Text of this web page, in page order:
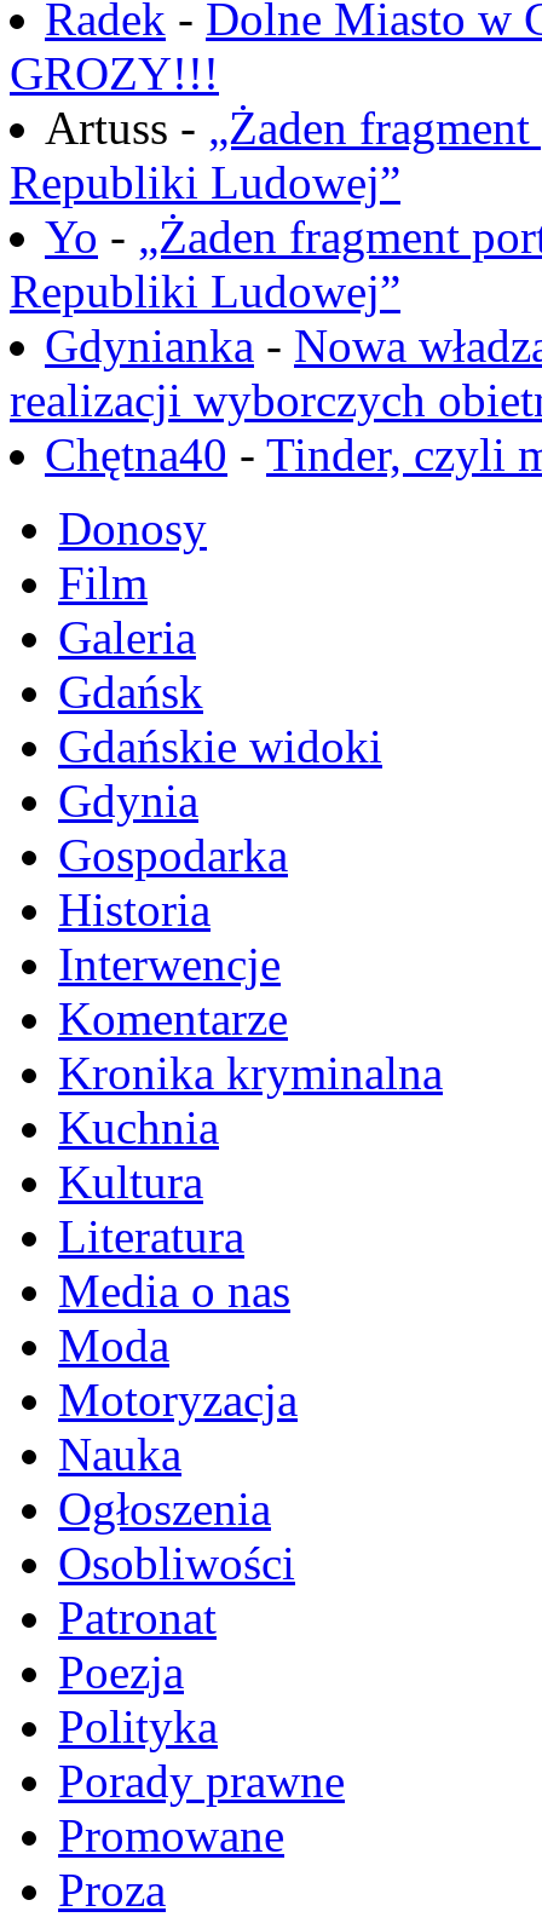
Radek - Dolne Miasto w
GROZY!!!
Artuss - „Żaden
Republiki Ludowej”
Yo - „Żaden fragment
Republiki Ludowej”
Gdynianka - Nowa
realizacji wyborczych
Chętna40 - Tinder, czyli
Donosy
Film
Galeria
Gdańsk
Gdańskie widoki
Gdynia
Gospodarka
Historia
Interwencje
Komentarze
Kronika kryminalna
Kuchnia
Kultura
Literatura
Media o nas
Moda
Motoryzacja
Nauka
Ogłoszenia
Osobliwości
Patronat
Poezja
Polityka
Porady prawne
Promowane
Proza